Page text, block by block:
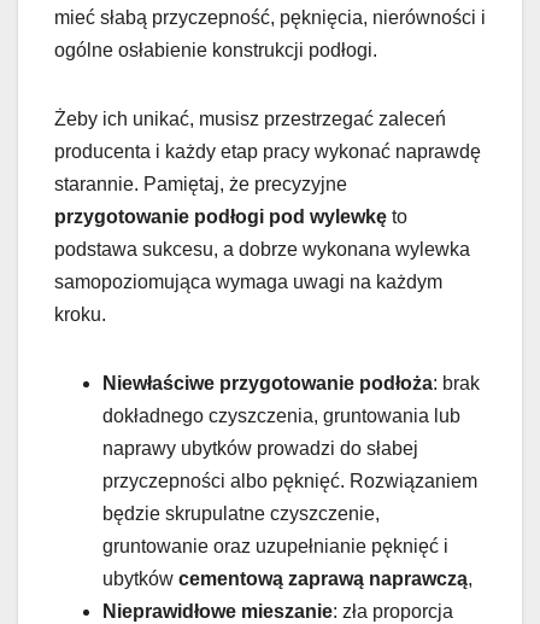
mieć słabą przyczepność, pęknięcia, nierówności i
ogólne osłabienie konstrukcji podłogi.
Żeby ich unikać, musisz przestrzegać zaleceń
producenta i każdy etap pracy wykonać naprawdę
starannie. Pamiętaj, że precyzyjne
przygotowanie podłogi pod wylewkę to
podstawa sukcesu, a dobrze wykonana wylewka
samopoziomująca wymaga uwagi na każdym
kroku.
Niewłaściwe przygotowanie podłoża: brak
dokładnego czyszczenia, gruntowania lub
naprawy ubytków prowadzi do słabej
przyczepności albo pęknięć. Rozwiązaniem
będzie skrupulatne czyszczenie,
gruntowanie oraz uzupełnianie pęknięć i
ubytków cementową zaprawą naprawczą,
Nieprawidłowe mieszanie: zła proporcja